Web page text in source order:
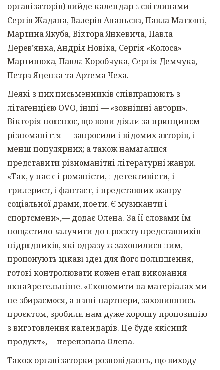
організаторів) вийде календар з світлинами
Сергія Жадана,Валерія Ананьєва, Павла Матюші,
Мартина Якуба, Віктора Янкевича, Павла
Дерев’янка, Андрія Новіка, Сергія «Колоса»
Мартинюка, Павла Коробчука, Сергія Демчука,
Петра Яценка та Артема Чеха.
Деякі з цих письменників співпрацюють з
літагенцією ОVO, інші — «зовнішні автори».
Вікторія пояснює, що вони діяли за принципом
різноманіття — запросили і відомих авторів, і
менш популярних; а також намагалися
представити різноманітні літературні жанри.
«Так, у нас є і романісти, і детективісти, і
трилерист, і фантаст, і представник жанру
соціальної драми, поети. Є музиканти і
спортсмени»,— додає Олена. За її словами їм
пощастило залучити до проєкту представників
підрядників, які одразу ж захопилися ним,
пропонують цікаві ідеї для його поліпшення,
готові контролювати кожен етап виконання
якнайретельніше. «Економити на матеріалах ми
не збираємося, а наші партнери, захопившись
проєктом, зробили нам дуже хорошу пропозицію
з виготовлення календарів. Це буде якісний
продукт»,— переконана Олена.
Також організаторки розповідають, що виходу